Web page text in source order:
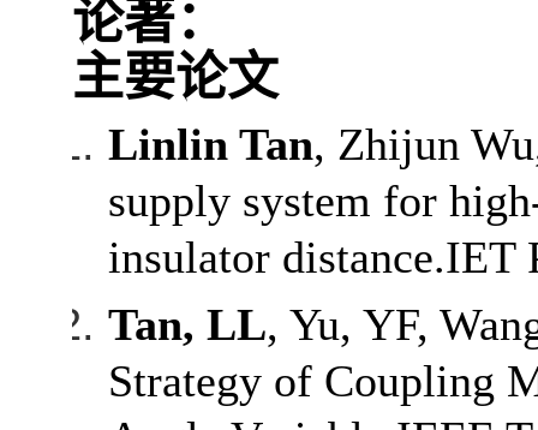
论著：
主要论文
Linlin Tan, Zhijun
supply system for
insulator distance.IET
Tan, LL, Yu, YF,
Strategy of Coupling